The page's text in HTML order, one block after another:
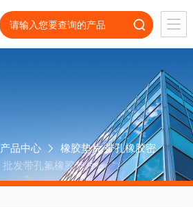
产品中心
橡胶垫片 带孔橡胶密
批发带孔氟橡胶垫片